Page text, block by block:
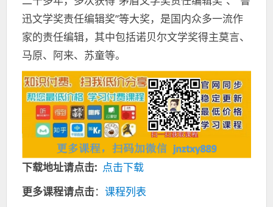
迅文学奖责任编辑奖”等大奖，是国内众多一流作
家的责任编辑，其中包括诺贝尔文学奖得主莫言、
马原、阿来、苏童等。
下载地址请点击: 点击下载
更多课程请点击： 课程列表